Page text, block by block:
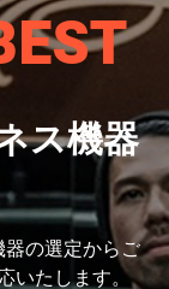
ス機器
の選定からご
いたします。